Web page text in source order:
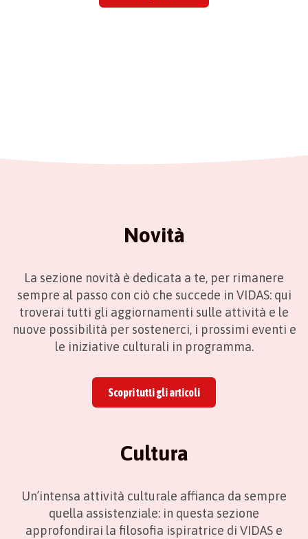
Novità
La sezione novità è dedicata a te, per rimanere
sempre al passo con ciò che succede in VIDAS: qui
troverai tutti gli aggiornamenti sulle attività e le
nuove possibilità per sostenerci, i prossimi eventi e
le iniziative culturali in programma.
Scopri tutti gli articoli
Cultura
Un’intensa attività culturale affianca da sempre
quella assistenziale: in questa sezione
approfondirai la filosofia ispiratrice di VIDAS e